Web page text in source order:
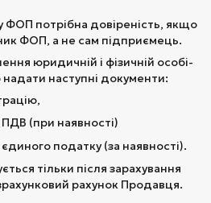
ФОП потрібна довіреність, якщо
ФОП, а не сам підприємець.
юридичній і фізичній особі-
наступні документи:
(при наявності)
податку (за наявності).
тільки після зарахування
рахунок Продавця.